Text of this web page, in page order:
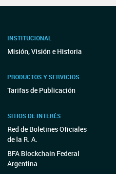
INSTITUCIONAL
Misión, Visión e Historia
PRODUCTOS Y SERVICIOS
Tarifas de Publicación
SITIOS DE INTERÉS
Red de Boletines Oficiales
de la R. A.
BFA Blockchain Federal
Argentina